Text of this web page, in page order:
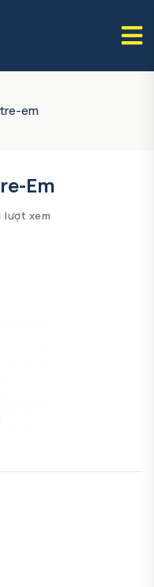
em
Em
lượt xem